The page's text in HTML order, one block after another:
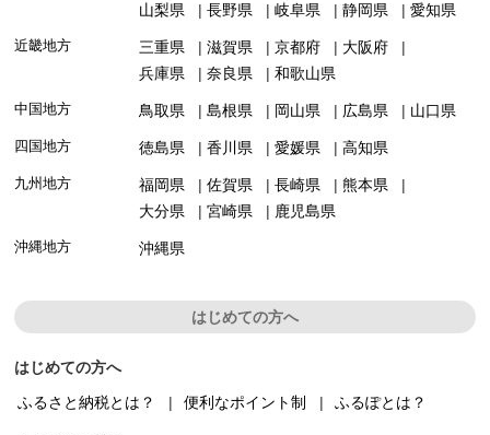
山梨県
長野県 岐阜県 静岡県 愛知県
近畿地方 三重県 滋賀県 京都府
大阪府
兵庫県
奈良県 和歌山県
中国地方 鳥取県 島根県 岡山県 広島県 山口県
四国地方 徳島県 香川県 愛媛県 高知県
九州地方 福岡県 佐賀県 長崎県
熊本県
大分県
宮崎県 鹿児島県
沖縄地方 沖縄県
はじめての方へ
はじめての方へ
ふるさと納税とは？
便利なポイント制 ふるぽとは？